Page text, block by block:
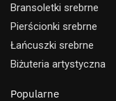
Bransoletki srebrne
Pierścionki srebrne
Łańcuszki srebrne
Biżuteria artystyczna
Popularne